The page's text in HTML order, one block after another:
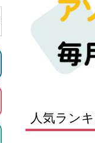
人気ラン